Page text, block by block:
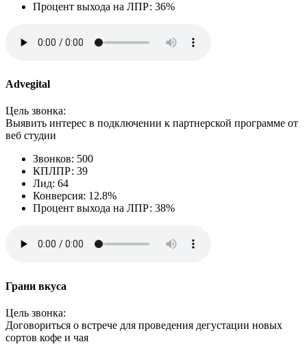
Процент выхода на ЛПР: 36%
Advegital
Цель звонка:
Выявить интерес в подключении к партнерской программе от
веб студии
Звонков: 500
КПЛПР: 39
Лид: 64
Конверсия: 12.8%
Процент выхода на ЛПР: 38%
Грани вкуса
Цель звонка:
Договориться о встрече для проведения дегустации новых
сортов кофе и чая